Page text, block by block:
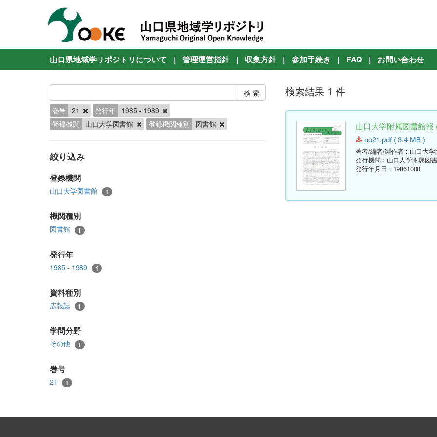
山口県地域学リポジトリについて | 管理運営指針 | 収集方針 | 参加手続き | FAQ | お問い合わせ
巻号 21 発行年
1985 - 1989
登録機関
山口大学図書館 登録機関種別 図書館
絞り込み
登録機関
山口大学図書館 1
機関種別
図書館 1
発行年
1985 - 1989 1
資料種別
広報誌 1
学問分野
その他 1
巻号
21 1
検索結果 1 件
山口大学附属図書館報
no21.pdf ( 3.4 MB )
著者/編者/製作者 : 山口大
発行機関 : 山口大学附属図
発行年月日 : 19861000